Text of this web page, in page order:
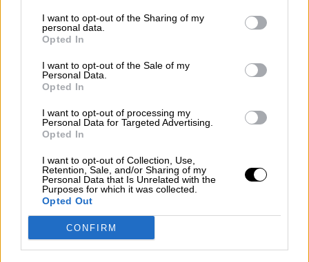
I want to opt-out of the Sharing of my
personal data.
Opted In
I want to opt-out of the Sale of my
Personal Data.
Opted In
I want to opt-out of processing my
Personal Data for Targeted Advertising.
Opted In
I want to opt-out of Collection, Use,
Retention, Sale, and/or Sharing of my
Personal Data that Is Unrelated with the
Purposes for which it was collected.
Opted Out
CONFIRM
La denominada Plataforma para la Defensa del
paro indefinido desde el 14 de noviembre en
reivindicación de acciones por parte del
Urbana, MITMA, y esta vez sin rodeos, el
MITMA se ha sentado con ella como
interlocutora para tratar sobre esa convocatoria.
La Plataformaes una organización de la que
se desconoce por no contrastados lo que
representa en cuanto asociadosy de la que
no se conoce más que lo que ellos dicen de si
mismos en cuanto representación, pues